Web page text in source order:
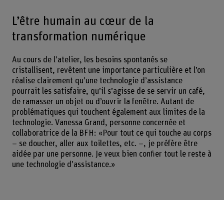
L’être humain au cœur de la
transformation numérique
Au cours de l’atelier, les besoins spontanés se
cristallisent, revêtent une importance particulière et l’on
réalise clairement qu’une technologie d’assistance
pourrait les satisfaire, qu’il s’agisse de se servir un café,
de ramasser un objet ou d’ouvrir la fenêtre. Autant de
problématiques qui touchent également aux limites de la
technologie. Vanessa Grand, personne concernée et
collaboratrice de la BFH: «Pour tout ce qui touche au corps
– se doucher, aller aux toilettes, etc. –, je préfère être
aidée par une personne. Je veux bien confier tout le reste à
une technologie d’assistance.»